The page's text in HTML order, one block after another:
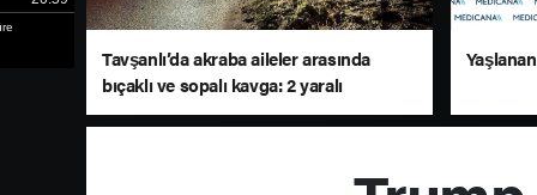
Tavşanlı’da akraba aileler arasında
bıçaklı ve sopalı kavga: 2 yaralı